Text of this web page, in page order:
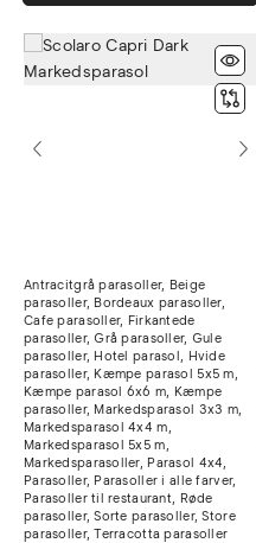
Antracitgrå parasoller, Beige
parasoller, Bordeaux parasoller,
Cafe parasoller, Firkantede
parasoller, Grå parasoller, Gule
parasoller, Hotel parasol, Hvide
parasoller, Kæmpe parasol 5x5 m,
Kæmpe parasol 6x6 m, Kæmpe
parasoller, Markedsparasol 3x3 m,
Markedsparasol 4x4 m,
Markedsparasol 5x5 m,
Markedsparasoller, Parasol 4x4,
Parasoller, Parasoller i alle farver,
Parasoller til restaurant, Røde
parasoller,Sorte parasoller,Store
parasoller,Terracotta parasoller